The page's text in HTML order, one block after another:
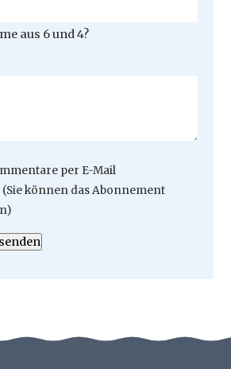
aus 6 und 4?
per E-Mail
können das Abonnement